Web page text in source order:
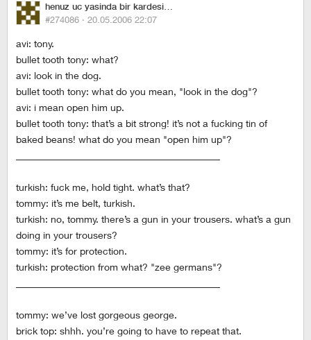
#274086 · 20.05.2006 22:07
avi: tony.
bullet tooth tony: what?
avi: look in the dog.
bullet tooth tony: what do you mean, "look in the dog"?
avi: i mean open him up.
bullet tooth tony: that’s a bit strong! it’s not a fucking tin of
baked beans! what do you mean "open him up"?
turkish: fuck me, hold tight. what’s that?
tommy: it’s me belt, turkish.
turkish: no, tommy. there’s a gun in your trousers. what’s a gun
doing in your trousers?
tommy: it’s for protection.
turkish: protection from what? "zee germans"?
tommy: we’ve lost gorgeous george.
brick top: shhh. you’re going to have to repeat that.